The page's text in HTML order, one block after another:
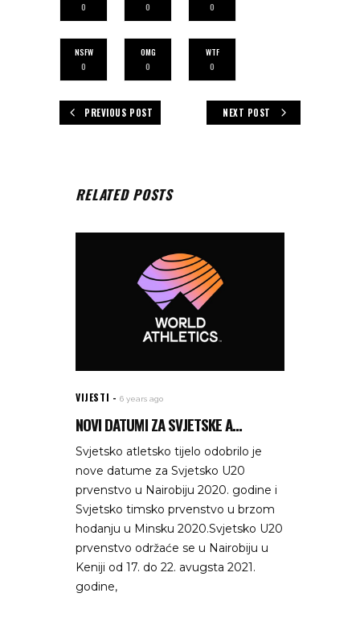
0
0
0
NSFW
0
OMG
0
WTF
0
PREVIOUS POST NEXT POST
RELATED POSTS
VIJESTI 6 years ago
NOVI DATUMI ZA SVJETSKE A...
Svjetsko atletsko tijelo odobrilo je
nove datume za Svjetsko U20
prvenstvo u Nairobiju 2020. godine i
Svjetsko timsko prvenstvo u brzom
hodanju u Minsku 2020.Svjetsko U20
prvenstvo održaće se u Nairobiju u
Keniji od 17. do 22. avugsta 2021.
godine,